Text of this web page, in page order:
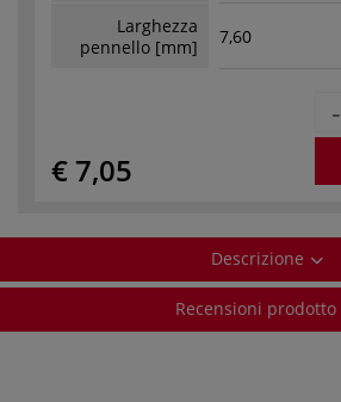
Larghezza
pennello [mm]
7,60
€ 7,05
-
Descrizione
Recensioni prodotto